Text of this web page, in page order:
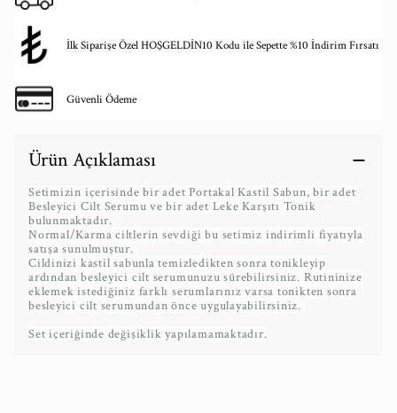
İlk Siparişe Özel HOŞGELDİN10 Kodu ile Sepette %10 İndirim Fırsatı
Güvenli Ödeme
Ürün Açıklaması
Setimizin içerisinde bir adet Portakal Kastil Sabun, bir adet
Besleyici Cilt Serumu ve bir adet Leke Karşıtı Tonik
bulunmaktadır.
Normal/Karma ciltlerin sevdiği bu setimiz indirimli fiyatıyla
satışa sunulmuştur.
Cildinizi kastil sabunla temizledikten sonra tonikleyip
ardından besleyici cilt serumunuzu sürebilirsiniz. Rutininize
eklemek istediğiniz farklı serumlarınız varsa tonikten sonra
besleyici cilt serumundan önce uygulayabilirsiniz.
Set içeriğinde değişiklik yapılamamaktadır.